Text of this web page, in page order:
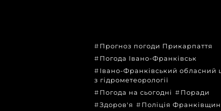
Прогноз погоди Прикарпаття
Погода Івано-Франківськ
Івано-Франківський обласний
з гідрометеорології
Погода на сьогодні
Поради
Здоров'я
Поліція